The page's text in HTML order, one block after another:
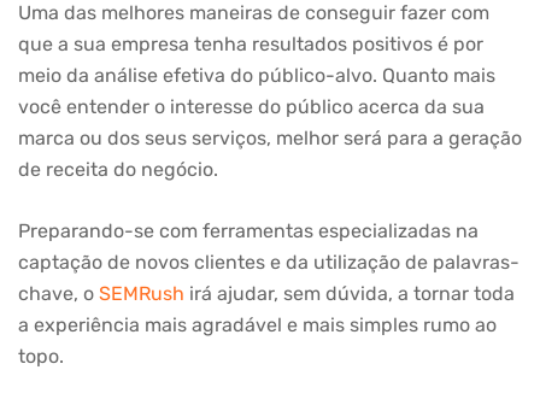
Uma das melhores maneiras de conseguir fazer com
que a sua empresa tenha resultados positivos é por
meio da análise efetiva do público-alvo. Quanto mais
você entender o interesse do público acerca da sua
marca ou dos seus serviços, melhor será para a geração
de receita do negócio.
Preparando-se com ferramentas especializadas na
captação de novos clientes e da utilização de palavras-
chave, o SEMRush irá ajudar, sem dúvida, a tornar toda
a experiência mais agradável e mais simples rumo ao
topo.